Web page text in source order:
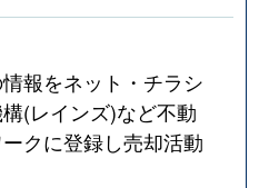
報をネット・チラシ
(レインズ)など不動
クに登録し売却活動